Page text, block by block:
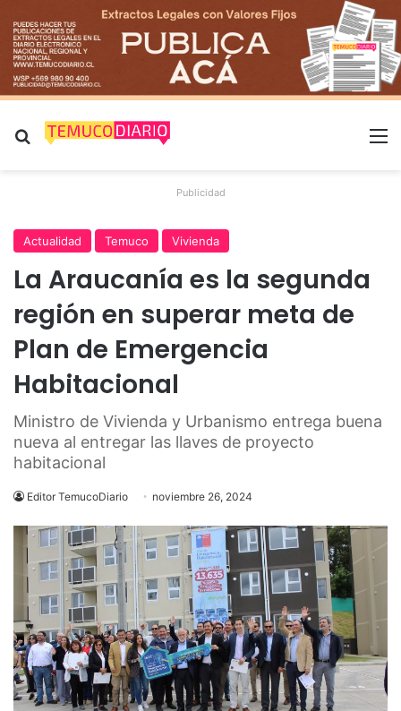
Buscar por
Publicidad
Actualidad Temuco Vivienda
La Araucanía es la segunda
región en superar meta de
Plan de Emergencia
Habitacional
Ministro de Vivienda y Urbanismo entrega buena
nueva al entregar las llaves de proyecto
habitacional
Editor TemucoDiario noviembre 26, 2024